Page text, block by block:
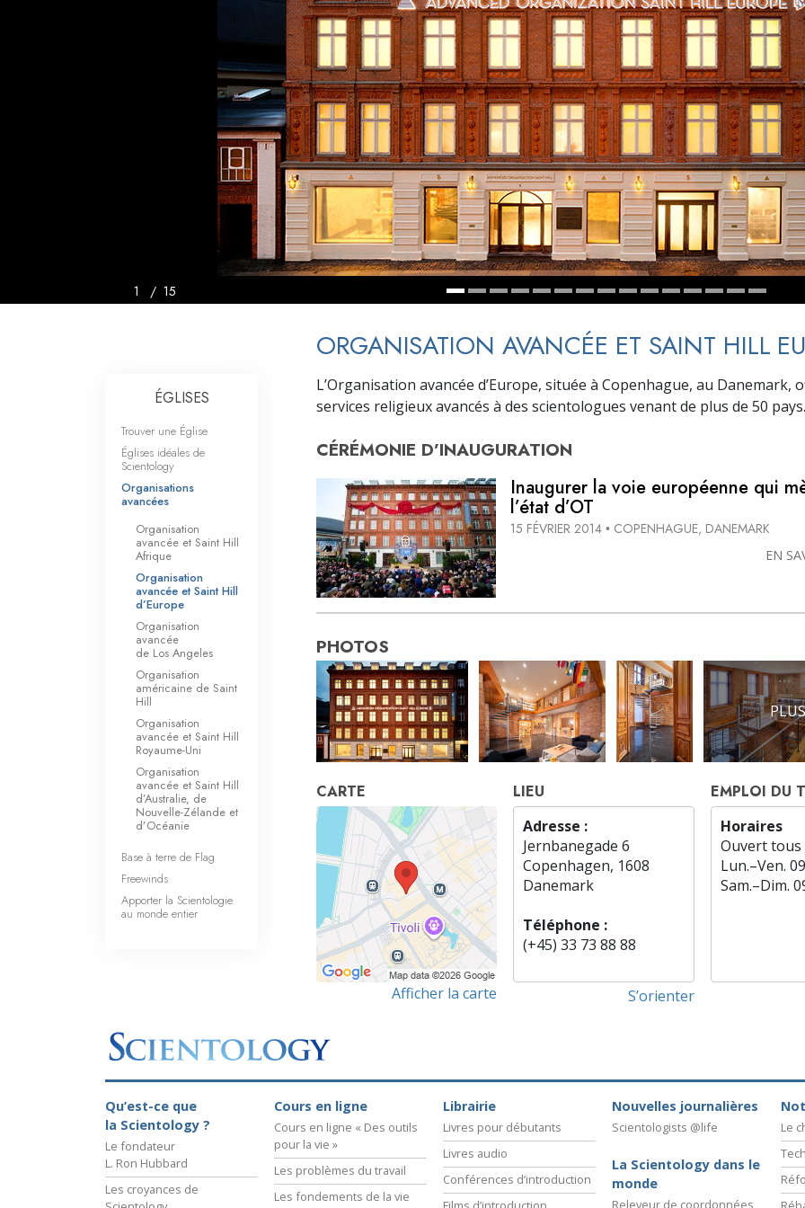
Qu’est-ce que la grandeur ?
1 / 15
ORGANISATION AVANCÉE ET SAINT HILL
L’Organisation avancée d’Europe, située à Copenhague, au Danemark,
services religieux avancés à des scientologues venant de plus de 50 pays.
CÉRÉMONIE D’INAUGURATION
Inaugurer la voie européenne qui
l’état d’OT
15 FÉVRIER 2014 • COPENHAGUE, DANEMARK
EN
PHOTOS
CARTE
Afficher la carte
LIEU
Adresse :
Jernbanegade 6
Copenhagen, 1608
Danemark
Téléphone :
(+45) 33 73 88 88
S’orienter
EMPLOI DU
Horaires
Ouvert tous
Lun.–Ven.
Sam.–Dim.
ÉGLISES
Trouver une Église
Églises idéales de
Scientology
Organisations
avancées
Organisation
avancée et Saint Hill
Afrique
Organisation
avancée et Saint Hill
d’Europe
Organisation
avancée
de Los Angeles
Organisation
américaine de Saint
Hill
Organisation
avancée et Saint Hill
Royaume-Uni
Organisation
avancée et Saint Hill
d’Australie, de
Nouvelle-Zélande et
d’Océanie
Base à terre de Flag
Freewinds
Apporter la Scientologie
au monde entier
Qu’est-ce que
la Scientology ?
Le fondateur
L. Ron Hubbard
Les croyances de
Cours en ligne
Cours en ligne « Des outils
pour la vie »
Les problèmes du travail
Les fondements de la vie
Librairie
Livres pour débutants
Livres audio
Conférences d’introduction
Nouvelles journalières
Scientologists @life
La Scientology dans le
monde
Releveur de coordonnées
Le